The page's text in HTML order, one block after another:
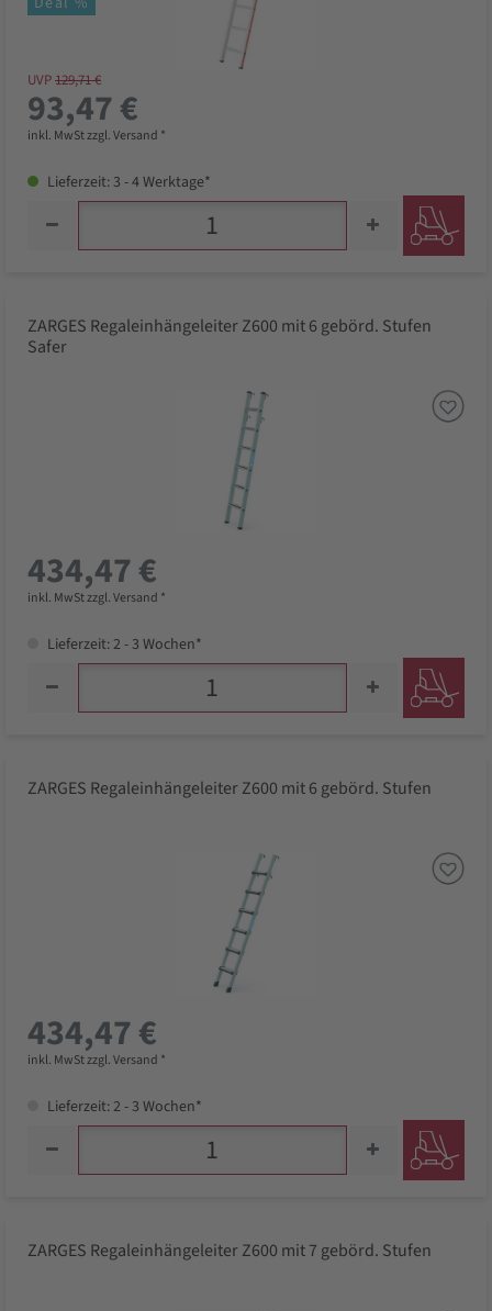
UVP129,71 €
93,47 €
inkl. MwSt zzgl. Versand *
Lieferzeit: 3 - 4 Werktage*
ZARGES Regaleinhängeleiter Z600 mit 6 gebörd. Stufen
Safer
434,47 €
inkl. MwSt zzgl. Versand *
Lieferzeit: 2 - 3 Wochen*
ZARGES Regaleinhängeleiter Z600 mit 6 gebörd. Stufen
434,47 €
inkl. MwSt zzgl. Versand *
Lieferzeit: 2 - 3 Wochen*
ZARGES Regaleinhängeleiter Z600 mit 7 gebörd. Stufen